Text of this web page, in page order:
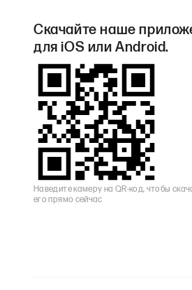
Скачайте наше
для iOS или Android.
Наведите камеру на QR-код, чтобы
его прямо сейчас